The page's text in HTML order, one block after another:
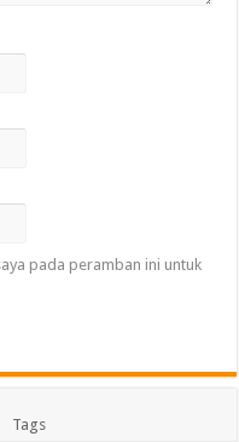
pada peramban ini untuk
Tags